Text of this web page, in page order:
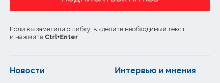
Если вы заметили ошибку, выделите необходимый текст
и нажмите Ctrl+Enter
Новости Интервью и мнения